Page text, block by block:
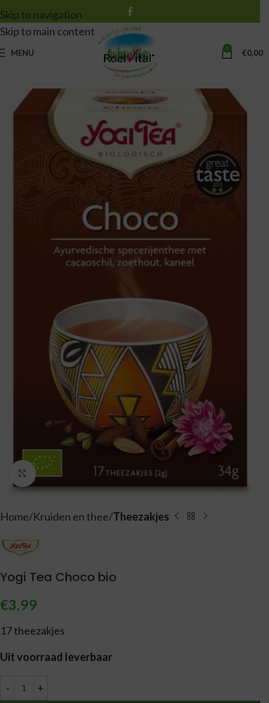
Skip to navigation
Skip to main content
MENU 0 €0,00
Vergroten
Home Kruiden en thee Theezakjes
Yogi Tea Choco bio
€3,99
17 theezakjes
Uit voorraad leverbaar
Alternative: